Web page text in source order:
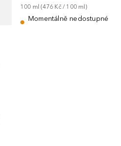
100 ml (476 Kč / 100 ml)
Momentálně nedostupné